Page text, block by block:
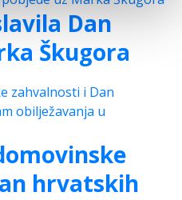
Dan
Škugora
hrvatskih